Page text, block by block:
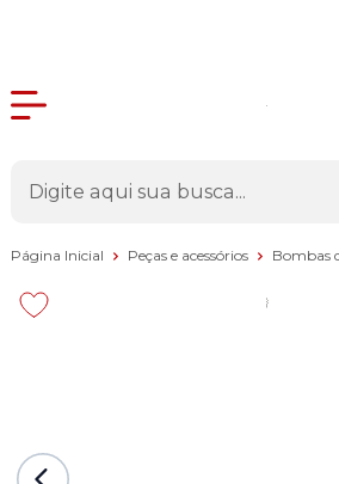
Página Inicial Peças e acessórios Bombas